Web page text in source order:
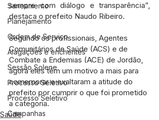
Saneamento
Planejamento
Ordem de Serviço
Alagações e enchentes
Sessão Solene
Processo Seletivo
Processo Seletivo
Campanhas
sempre com diálogo e transparência”,
destaca o prefeito Naudo Ribeiro.
Segundo os profissionais, Agentes
Comunitários de Saúde (ACS) e de
Combate a Endemias (ACE) de Jordão,
agora eles têm um motivo a mais para
comemorar e exaltaram a atitude do
prefeito por cumprir o que foi prometido
a categoria.
Saúde